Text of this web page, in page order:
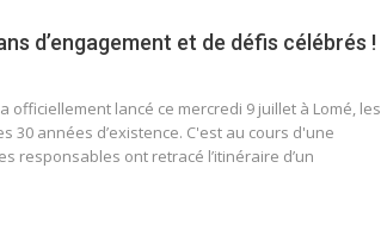
d’engagement et de défis célébrés !
a officiellement lancé ce mercredi 9 juillet à Lomé, les
30 années d’existence. C'est au cours d'une
responsables ont retracé l’itinéraire d’un